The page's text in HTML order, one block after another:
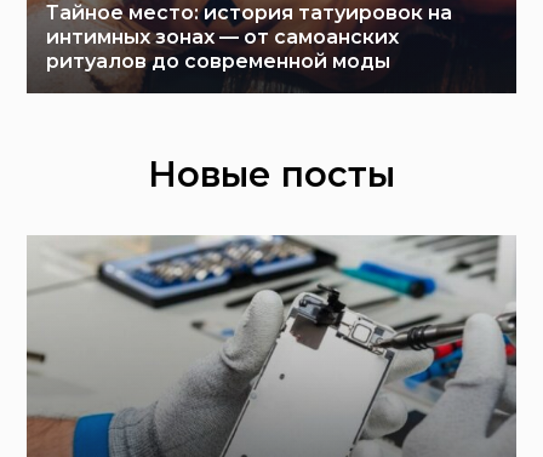
Тайное место: история татуировок на
интимных зонах — от самоанских
ритуалов до современной моды
Новые посты